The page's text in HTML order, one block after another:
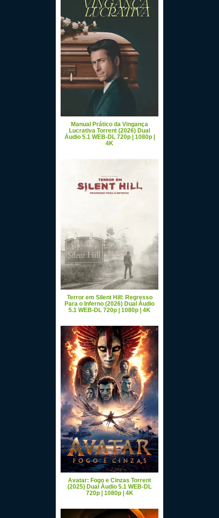
Manual Prático da Vingança
Lucrativa Torrent (2026) Dual
Áudio 5.1 WEB-DL 720p | 1080p |
4K
Terror em Silent Hill: Regresso
Para o Inferno (2026) Dual Áudio
5.1 WEB-DL 720p | 1080p | 4K
Avatar: Fogo e Cinzas Torrent
(2025) Dual Áudio 5.1 WEB-DL
720p | 1080p | 4K